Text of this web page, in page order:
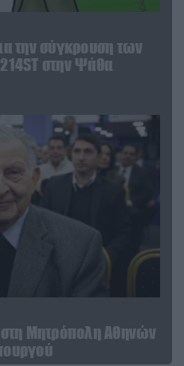
την σύγκρουση των
στην Ψάθα
στη Μητρόπολη Αθηνών